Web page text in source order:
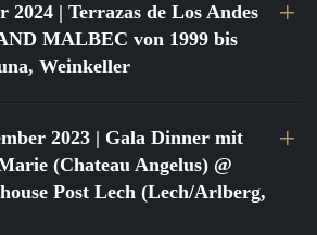
2024 | Terrazas de Los Andes
MALBEC von 1999 bis
Weinkeller
2023 | Gala Dinner mit
(Chateau Angelus) @
Post Lech (Lech/Arlberg,